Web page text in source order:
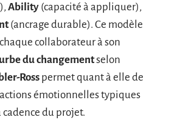
Ability (capacité à appliquer),
(ancrage durable). Ce modèle
collaborateur à son
du changementselon
Ross permet quant à elle de
émotionnelles typiques
cadence du projet.